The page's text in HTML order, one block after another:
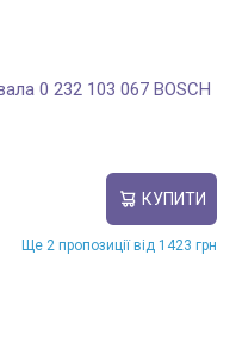
0 232 103 067 BOSCH
КУПИТИ
Ще 2 пропозиції від 1423 грн